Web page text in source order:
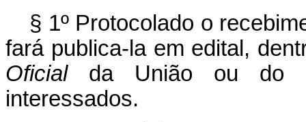
§ 1º Protocolado o
fará publica‑la em edital,
Oficialda União ou do
interessados.